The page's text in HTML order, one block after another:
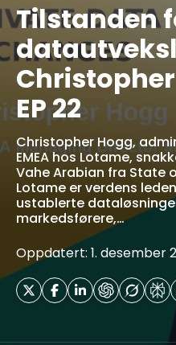
Tilstanden
Christopher
EP 22
Christopher Hogg,
EMEA hos Lotame,
Vahe Arabian fra State
Lotame er verdens
ustablerte
markedsførere,…
Oppdatert: 1. desember